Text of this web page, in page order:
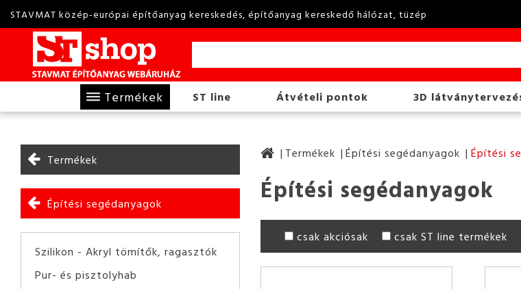
STAVMAT közép-európai építőanyag kereskedés, építőanyag kereskedő hálózat, tüzép
Termékek ST line Átvételi pontok 3D
Termékek
Építési segédanyagok
Szilikon - Akryl tömítők, ragasztók
Pur- és pisztolyhab
Termékek Építési segédanyagok Építési
Építési segédanyagok
csak akciósak
csak ST line termékek